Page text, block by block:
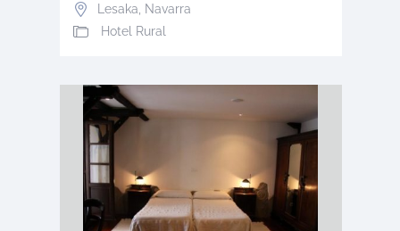
Lesaka Navarra
Hotel Rural